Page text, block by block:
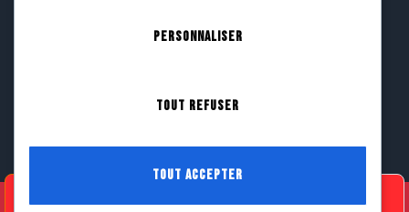
Asnières-sur-Seine
Mentions LégalesSIRET : 994 313 468 00013
Personnaliser
Tout refuser
Tout accepter